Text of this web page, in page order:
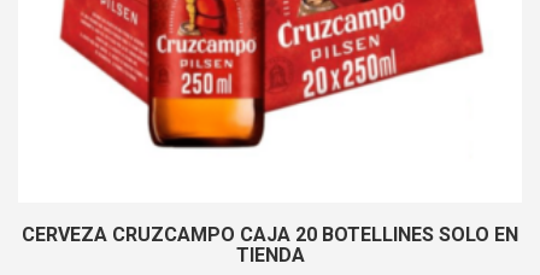
CERVEZA CRUZCAMPO CAJA 20 BOTELLINES SOLO EN
TIENDA